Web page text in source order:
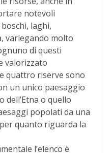
notevoli
laghi,
variegando molto
di questi
valorizzato
quattro riserve sono
un unico paesaggio
dell’Etna o quello
popolati da una
quanto riguarda la
l’elenco è